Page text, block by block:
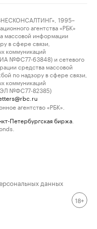
1995–
агентства «РБК»
массовой информации
в сфере связи,
коммуникаций
№ФС77-63848) и сетевого
средства массовой
по надзору в сфере связи,
коммуникаций
ЭЛ №ФС77-82385)
агентство «РБК».
Петербургская биржа
данных
18+